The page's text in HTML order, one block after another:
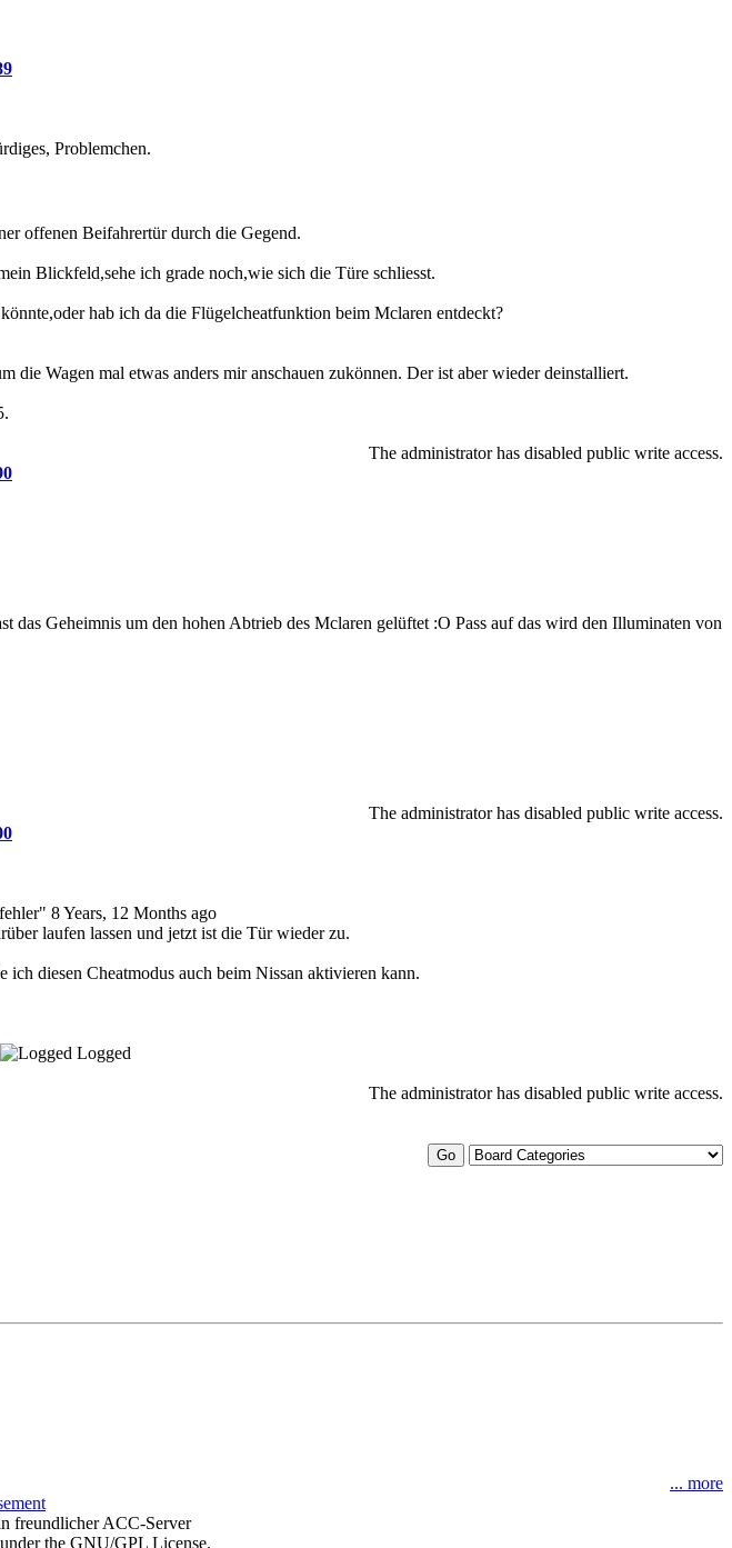
Problemchen.
offenen Beifahrertür durch die Gegend.
Blickfeld,sehe ich grade noch,wie sich die Türe schliesst.
hab ich da die Flügelcheatfunktion beim Mclaren entdeckt?
die Wagen mal etwas anders mir anschauen zukönnen. Der ist aber wieder deinstalliert.
The administrator has disabled public write access.
das Geheimnis um den hohen Abtrieb des Mclaren gelüftet :O Pass auf das wird den Illuminaten von
The administrator has disabled public write access.
8 Years, 12 Months ago
laufen lassen und jetzt ist die Tür wieder zu.
ich diesen Cheatmodus auch beim Nissan aktivieren kann.
Logged
The administrator has disabled public write access.
... more
freundlicher ACC-Server
the GNU/GPL License.